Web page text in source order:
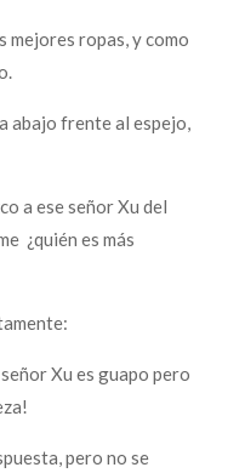
mejores ropas, y como
abajo frente al espejo,
a ese señor Xu del
¿quién es más
Xu es guapo pero
pero no se